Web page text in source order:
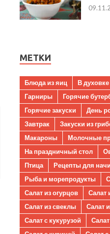
МЕТКИ
Блюда из яиц В духовке
Гарниры
Горячие
Горячие закуски
День
Завтрак
Закуски из
Макароны
Молочные
На праздничный стол
Птица
Рецепты для
Рыба и морепродукты
Салат из огурцов
Салат
Салат из свеклы
Салат
Салат с кукурузой